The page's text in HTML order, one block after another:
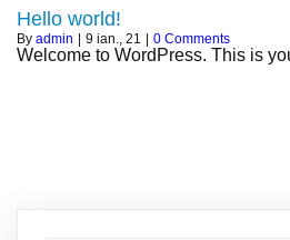
Hello world!
By admin 9 ian., 21 0 Comments
Welcome to WordPress. This is